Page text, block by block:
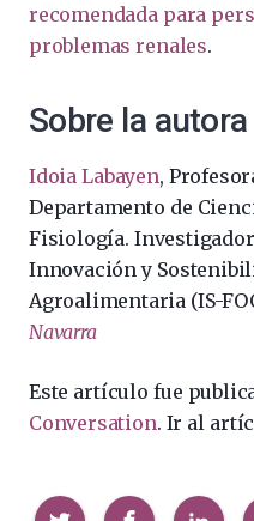
recomendada para
problemas renales.
Sobre la autora
Idoia Labayen,
Departamento de
Fisiología.
Innovación y
Agroalimentaria (IS-
Navarra
Este artículo fue
Conversation. Ir al
Compartir